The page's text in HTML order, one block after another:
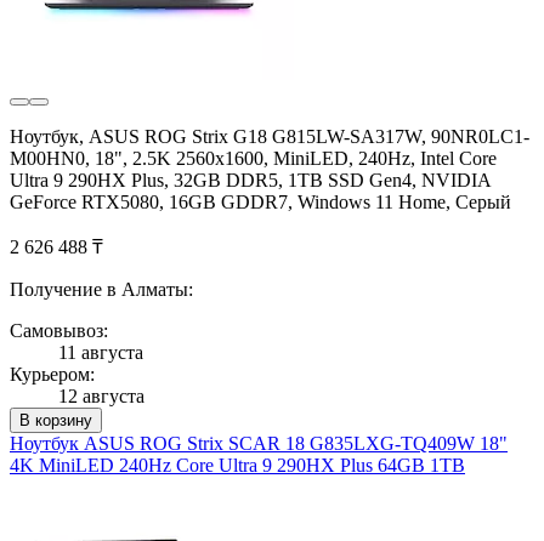
Ноутбук, ASUS ROG Strix G18 G815LW-SA317W, 90NR0LC1-
M00HN0, 18", 2.5K 2560x1600, MiniLED, 240Hz, Intel Core
Ultra 9 290HX Plus, 32GB DDR5, 1TB SSD Gen4, NVIDIA
GeForce RTX5080, 16GB GDDR7, Windows 11 Home, Серый
2 626 488 ₸
Получение в Алматы:
Самовывоз:
11 августа
Курьером:
12 августа
В корзину
Ноутбук ASUS ROG Strix SCAR 18 G835LXG-TQ409W 18"
4K MiniLED 240Hz Core Ultra 9 290HX Plus 64GB 1TB